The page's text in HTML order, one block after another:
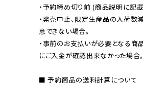
・予約締め切り前 (商品説明に記
・発売中止、限定生産品の入荷数
意できない場合。
・事前のお支払いが必要となる商
にご入金が確認出来なかった場合。
■ 予約商品の送料計算について